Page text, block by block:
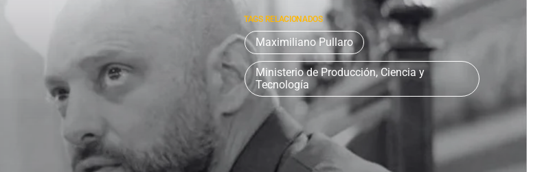
TAGS RELACIONADOS
Maximiliano Pullaro
Ministerio de Producción, Ciencia y
Tecnología